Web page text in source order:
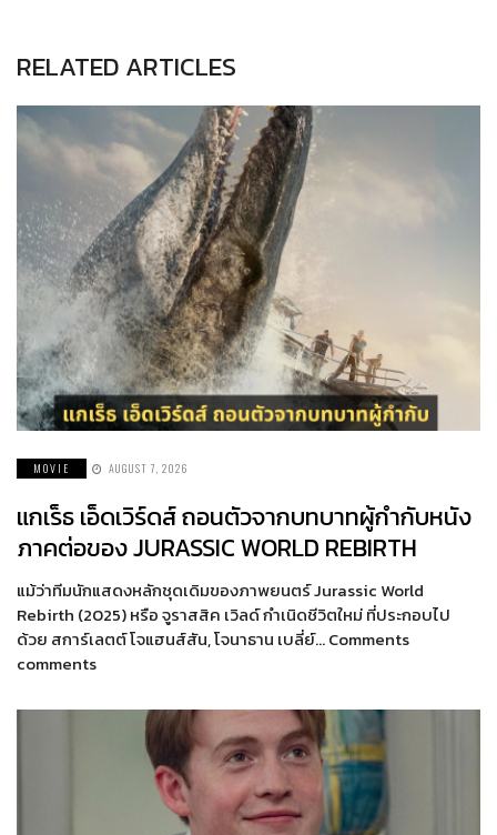
RELATED ARTICLES
MOVIE AUGUST 7, 2026
แกเร็ธ เอ็ดเวิร์ดส์ ถอนตัวจากบทบาทผู้กำกับหนัง
ภาคต่อของ JURASSIC WORLD REBIRTH
แม้ว่าทีมนักแสดงหลักชุดเดิมของภาพยนตร์ Jurassic World
Rebirth (2025) หรือ จูราสสิค เวิลด์ กำเนิดชีวิตใหม่ ที่ประกอบไป
ด้วย สการ์เลตต์ โจแฮนส์สัน, โจนาธาน เบลี่ย์… Comments
comments